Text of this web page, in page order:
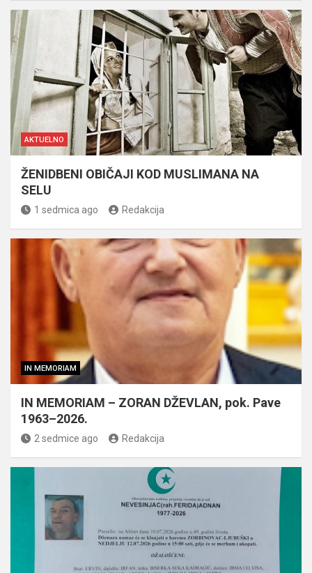
AKTUELNO
ŽENIDBENI OBIČAJI KOD MUSLIMANA NA
SELU
1 sedmica ago Redakcija
IN MEMORIAM
IN MEMORIAM – ZORAN DŽEVLAN, pok. Pave
1963–2026.
2 sedmice ago Redakcija